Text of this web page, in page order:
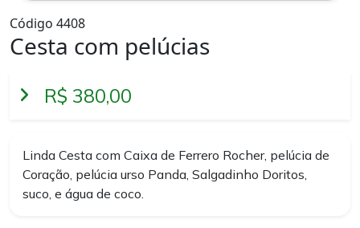
Código 4408
Cesta com pelúcias
R$ 380,00
Linda Cesta com Caixa de Ferrero Rocher, pelúcia de
Coração, pelúcia urso Panda, Salgadinho Doritos,
suco, e água de coco.